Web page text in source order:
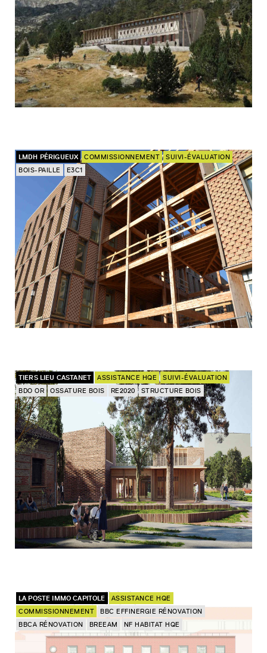
LMDH PÉRIGUEUX COMMISSIONNEMENT
SUIVI-ÉVALUATION
BOIS-PAILLE
E3C1
TIERS LIEU CASTANET ASSISTANCE HQE
SUIVI-ÉVALUATION
BDO OR
OSSATURE BOIS RE2020 STRUCTURE BOIS
LA POSTE IMMO CAPITOLE
ASSISTANCE HQE
COMMISSIONNEMENT
BBC EFFINERGIE RÉNOVATION
BBCA RÉNOVATION
BREEAM NF HABITAT HQE